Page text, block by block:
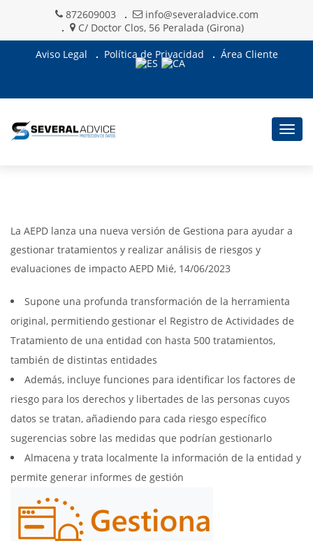
872609003
info@severaladvice.com
C/ Doctor Clos, 56 Peralada (Girona)
Aviso Legal
Política de Privacidad Área Cliente
La AEPD lanza una nueva versión de Gestiona para ayudar a
gestionar tratamientos y realizar análisis de riesgos y
evaluaciones de impacto AEPD Mié, 14/06/2023
Supone una profunda transformación de la herramienta
original, permitiendo gestionar el Registro de Actividades de
Tratamiento de una entidad con hasta 500 tratamientos,
también de distintas entidades
Además, incluye funciones para identificar los factores de
riesgo para los derechos y libertades de las personas cuyos
datos se tratan, añadiendo para cada riesgo específico
sugerencias sobre las medidas que podrían gestionarlo
Almacena y trata localmente la información de la entidad y
permite generar informes de gestión